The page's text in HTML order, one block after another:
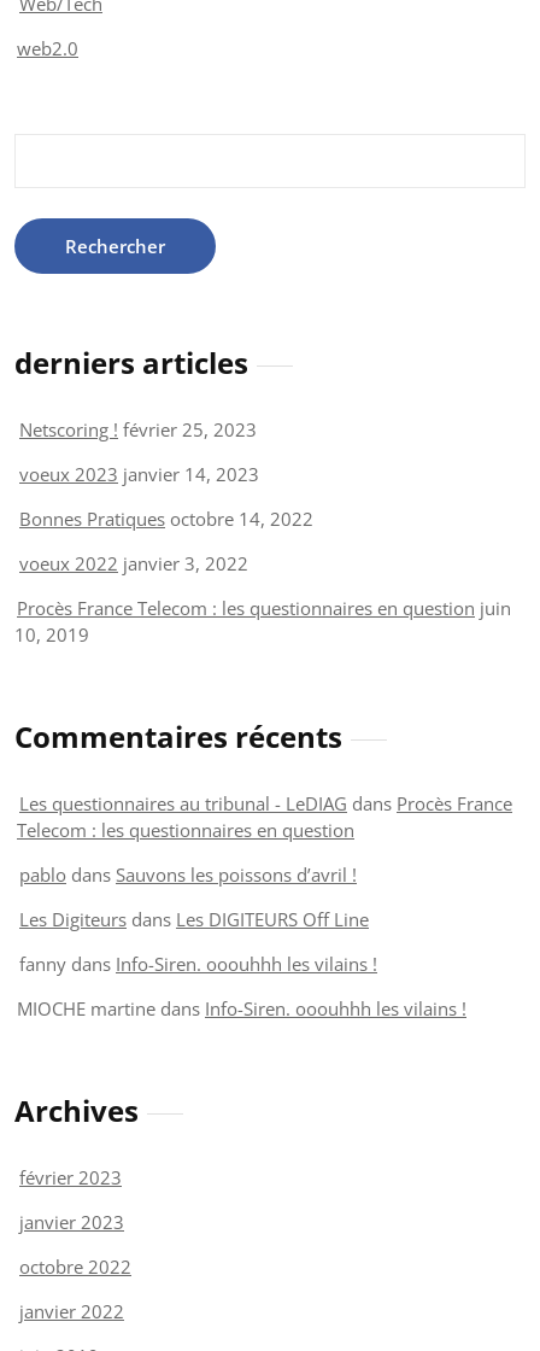
web2.0
derniers articles
Netscoring ! février 25, 2023
voeux 2023 janvier 14, 2023
Bonnes Pratiques octobre 14, 2022
voeux 2022 janvier 3, 2022
Procès France Telecom : les questionnaires en question juin
10, 2019
Commentaires récents
Les questionnaires au tribunal - LeDIAG dans Procès France
Telecom : les questionnaires en question
pablo dans Sauvons les poissons d’avril !
Les Digiteurs dans Les DIGITEURS Off Line
fanny dans Info-Siren. ooouhhh les vilains !
MIOCHE martine dans Info-Siren. ooouhhh les vilains !
Archives
février 2023
janvier 2023
octobre 2022
janvier 2022